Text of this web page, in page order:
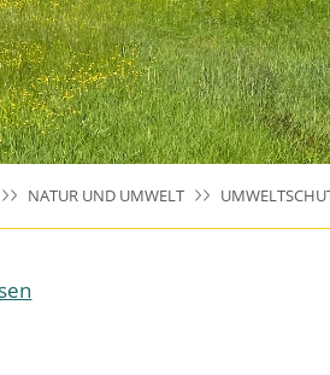
NATUR UND UMWELT